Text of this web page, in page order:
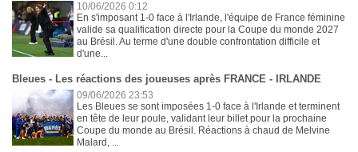
10/06/2026 0:12
En s'imposant 1-0 face à l'Irlande, l'équipe de France féminine
valide sa qualification directe pour la Coupe du monde 2027
au Brésil. Au terme d'une double confrontation difficile et
d'une...
Bleues - Les réactions des joueuses après FRANCE - IRLANDE
09/06/2026 23:53
Les Bleues se sont imposées 1-0 face à l'Irlande et terminent
en tête de leur poule, validant leur billet pour la prochaine
Coupe du monde au Brésil. Réactions à chaud de Melvine
Malard, ...